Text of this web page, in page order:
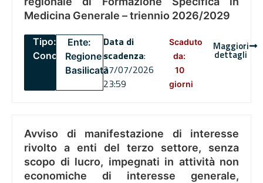
Medicina Generale – triennio 2026/2029
Tipo:
Concorsi
Ente:
Regione
Basilicata
Data di
scadenza:
27/07/2026
23:59
Scaduto
da:
10
giorni
Maggiori
dettagli
Avviso di manifestazione di interesse
rivolto a enti del terzo settore, senza
scopo di lucro, impegnati in attività non
economiche di interesse generale,